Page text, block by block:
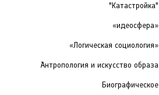
"Катастройка"
«идеосфера»
«Логическая социология»
Антропология и искусство образа
Биографическое